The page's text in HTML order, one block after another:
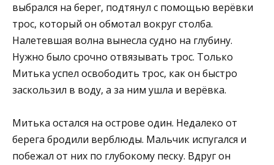
выбрался на берег, подтянул с помощью верёвки
трос, который он обмотал вокруг столба.
Налетевшая волна вынесла судно на глубину.
Нужно было срочно отвязывать трос. Только
Митька успел освободить трос, как он быстро
заскользил в воду, а за ним ушла и верёвка.
Митька остался на острове один. Недалеко от
берега бродили верблюды. Мальчик испугался и
побежал от них по глубокому песку. Вдруг он